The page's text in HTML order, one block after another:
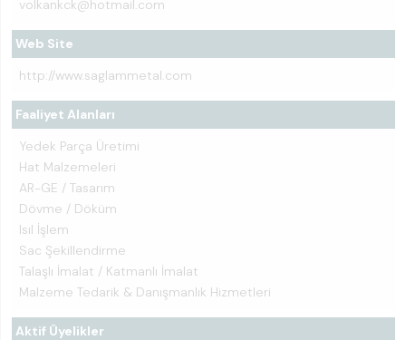
volkankck@hotmail.com
Web Site
http://www.saglammetal.com
Faaliyet Alanları
Yedek Parça Üretimi
Hat Malzemeleri
AR-GE / Tasarım
Dövme / Döküm
Isıl İşlem
Sac Şekillendirme
Talaşlı İmalat / Katmanlı İmalat
Malzeme Tedarik & Danışmanlık Hizmetleri
Aktif Üyelikler